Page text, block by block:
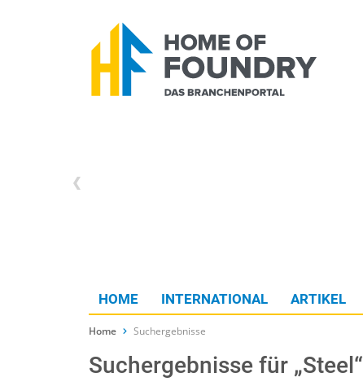
HOME INTERNATIONAL ARTIKEL
Home Suchergebnisse
Suchergebnisse für „Steel“